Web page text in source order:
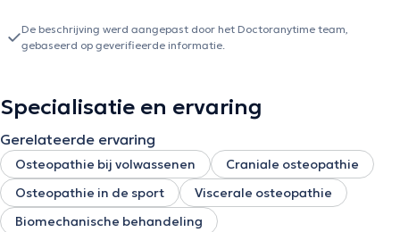
De beschrijving werd aangepast door het Doctoranytime team,
gebaseerd op geverifieerde informatie.
Specialisatie en ervaring
Gerelateerde ervaring
Osteopathie bij volwassenen
Craniale osteopathie
Osteopathie in de sport
Viscerale osteopathie
Biomechanische behandeling